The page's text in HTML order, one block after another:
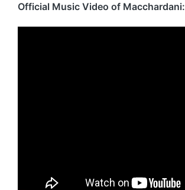
Official Music Video of Macchardani: